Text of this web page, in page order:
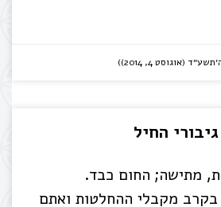
4, 2014))
החיל
מתישה; החום כבד.
מקבלי ההחלטות ואתם